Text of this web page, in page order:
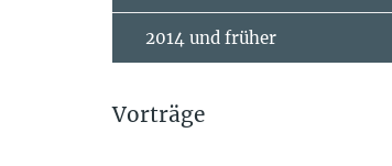
2014 und früher
Vorträge